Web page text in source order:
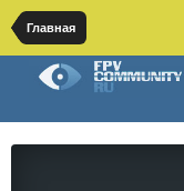
Главная